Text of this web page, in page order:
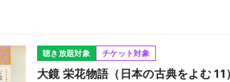
聴き放題対象 チケット対象
大鏡 栄花物語（日本の古典をよむ 11